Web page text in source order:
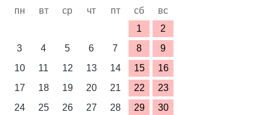
пн вт ср чт пт сб
вс
1
2
3
4 5 6 7 8
9
10
11 12 13 14 15
16
17
18 19 20 21 22
23
24
25 26 27 28 29
30